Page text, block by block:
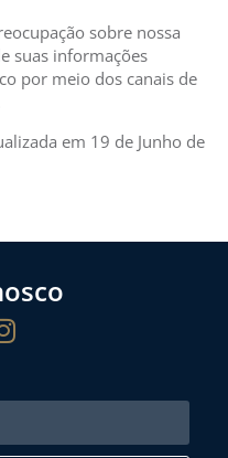
sobre nossa
suas informações
por meio dos canais de
em 19 de Junho de